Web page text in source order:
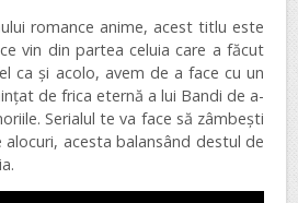
romance anime, acest titlu este
vin din partea celuia care a făcut
ca și acolo, avem de a face cu un
de frica eternă a lui Bandi de a-
Serialul te va face să zâmbești
acesta balansând destul de